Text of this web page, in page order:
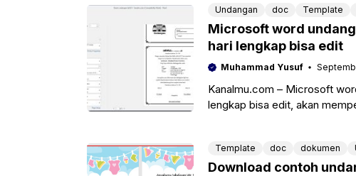
Undangan doc Template
Microsoft word
hari lengkap bisa edit
Muhammad Yusuf
Kanalmu.com – Microsoft
lengkap bisa edit, akan
Template doc dokumen
Download contoh